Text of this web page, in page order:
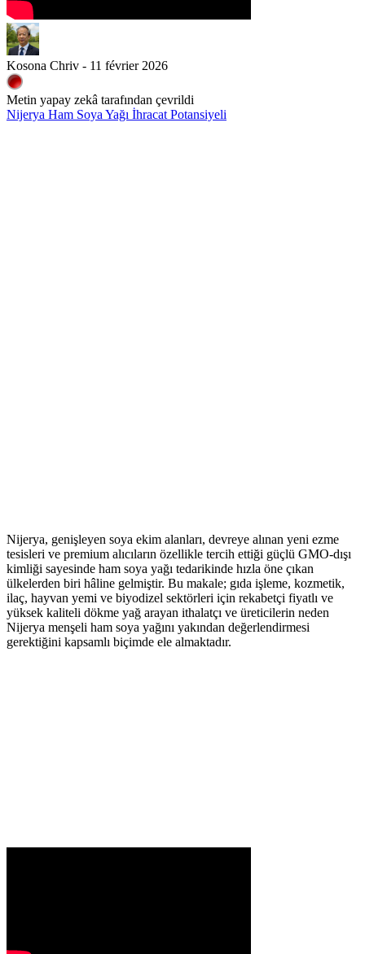
Kosona Chriv - 11 février 2026
Metin yapay zekâ tarafından çevrildi
Nijerya Ham Soya Yağı İhracat Potansiyeli
Nijerya, genişleyen soya ekim alanları, devreye alınan yeni ezme
tesisleri ve premium alıcıların özellikle tercih ettiği güçlü GMO-dışı
kimliği sayesinde ham soya yağı tedarikinde hızla öne çıkan
ülkelerden biri hâline gelmiştir. Bu makale; gıda işleme, kozmetik,
ilaç, hayvan yemi ve biyodizel sektörleri için rekabetçi fiyatlı ve
yüksek kaliteli dökme yağ arayan ithalatçı ve üreticilerin neden
Nijerya menşeli ham soya yağını yakından değerlendirmesi
gerektiğini kapsamlı biçimde ele almaktadır.